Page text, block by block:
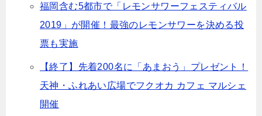
福岡含む5都市で「レモンサワーフェスティバル
2019」が開催！最強のレモンサワーを決める投
票も実施
【終了】先着200名に「あまおう」プレゼント！
天神・ふれあい広場でフクオカ カフェ マルシェ
開催